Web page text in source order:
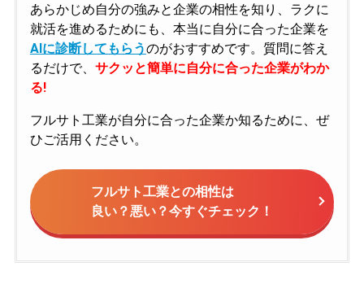
あらかじめ自分の強みと企業の相性を知り、ラクに
就活を進めるためにも、本当に自分に合った企業を
AIに診断してもらうのがおすすめです。質問に答え
るだけで、 サクッと簡単に自分に合った企業がわか
る!
フルサト工業が自分に合った企業か知るために、ぜ
ひご活用ください。
フルサト工業との相性は
良い？悪い？今すぐチェック！